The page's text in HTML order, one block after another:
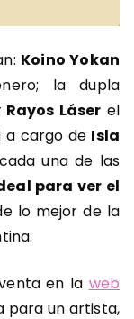
Koino Yokan
la dupla
Láser el
a cargo de Isla
una de las
para ver el
lo mejor de la
en la web
para un artista,